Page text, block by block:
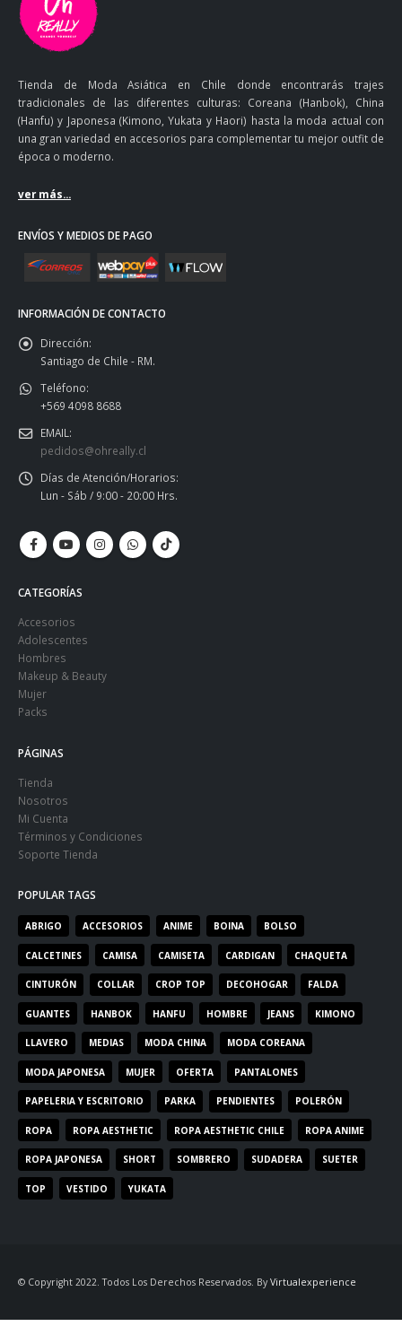
Tienda de Moda Asiática en Chile donde encontrarás trajes
tradicionales de las diferentes culturas: Coreana (Hanbok), China
(Hanfu) y Japonesa (Kimono, Yukata y Haori) hasta la moda actual con
una gran variedad en accesorios para complementar tu mejor outfit de
época o moderno.
ver más...
ENVÍOS Y MEDIOS DE PAGO
INFORMACIÓN DE CONTACTO
Dirección:
Santiago de Chile - RM.
Teléfono:
+569 4098 8688
EMAIL:
pedidos@ohreally.cl
Días de Atención/Horarios:
Lun - Sáb / 9:00 - 20:00 Hrs.
CATEGORÍAS
Accesorios
Adolescentes
Hombres
Makeup & Beauty
Mujer
Packs
PÁGINAS
Tienda
Nosotros
Mi Cuenta
Términos y Condiciones
Soporte Tienda
POPULAR TAGS
ABRIGO ACCESORIOS ANIME BOINA BOLSO
CALCETINES CAMISA CAMISETA CARDIGAN CHAQUETA
CINTURÓN COLLAR CROP TOP DECOHOGAR FALDA
GUANTES HANBOK HANFU HOMBRE JEANS KIMONO
LLAVERO MEDIAS MODA CHINA MODA COREANA
MODA JAPONESA MUJER OFERTA PANTALONES
PAPELERIA Y ESCRITORIO PARKA PENDIENTES POLERÓN
ROPA ROPA AESTHETIC ROPA AESTHETIC CHILE ROPA ANIME
ROPA JAPONESA SHORT SOMBRERO SUDADERA SUETER
TOP VESTIDO YUKATA
© Copyright 2022. Todos Los Derechos Reservados. By Virtualexperience